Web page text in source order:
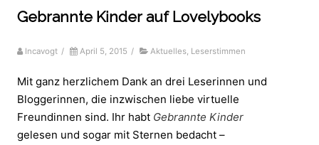
Gebrannte Kinder auf Lovelybooks
Incavogt / April 5, 2015 / Aktuelles, Leserstimmen
Mit ganz herzlichem Dank an drei Leserinnen und
Bloggerinnen, die inzwischen liebe virtuelle
Freundinnen sind. Ihr habt Gebrannte Kinder
gelesen und sogar mit Sternen bedacht –